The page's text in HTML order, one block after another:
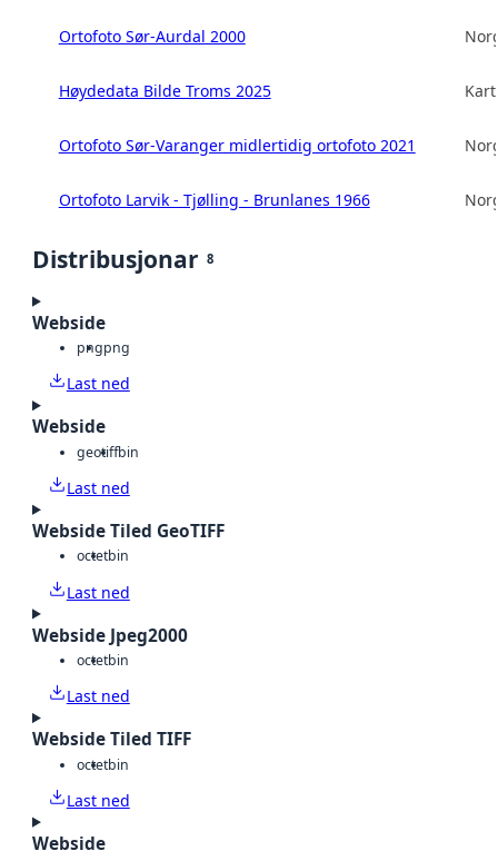
Ortofoto Sør-Aurdal 2000
Høydedata Bilde Troms 2025
Ortofoto Sør-Varanger midlertidig ortofoto 2021
Ortofoto Larvik - Tjølling - Brunlanes 1966
Distribusjonar 8
Webside
pngpng
Last ned
Webside
geotiffbin
Last ned
Webside Tiled GeoTIFF
octetbin
Last ned
Webside Jpeg2000
octetbin
Last ned
Webside Tiled TIFF
octetbin
Last ned
Webside